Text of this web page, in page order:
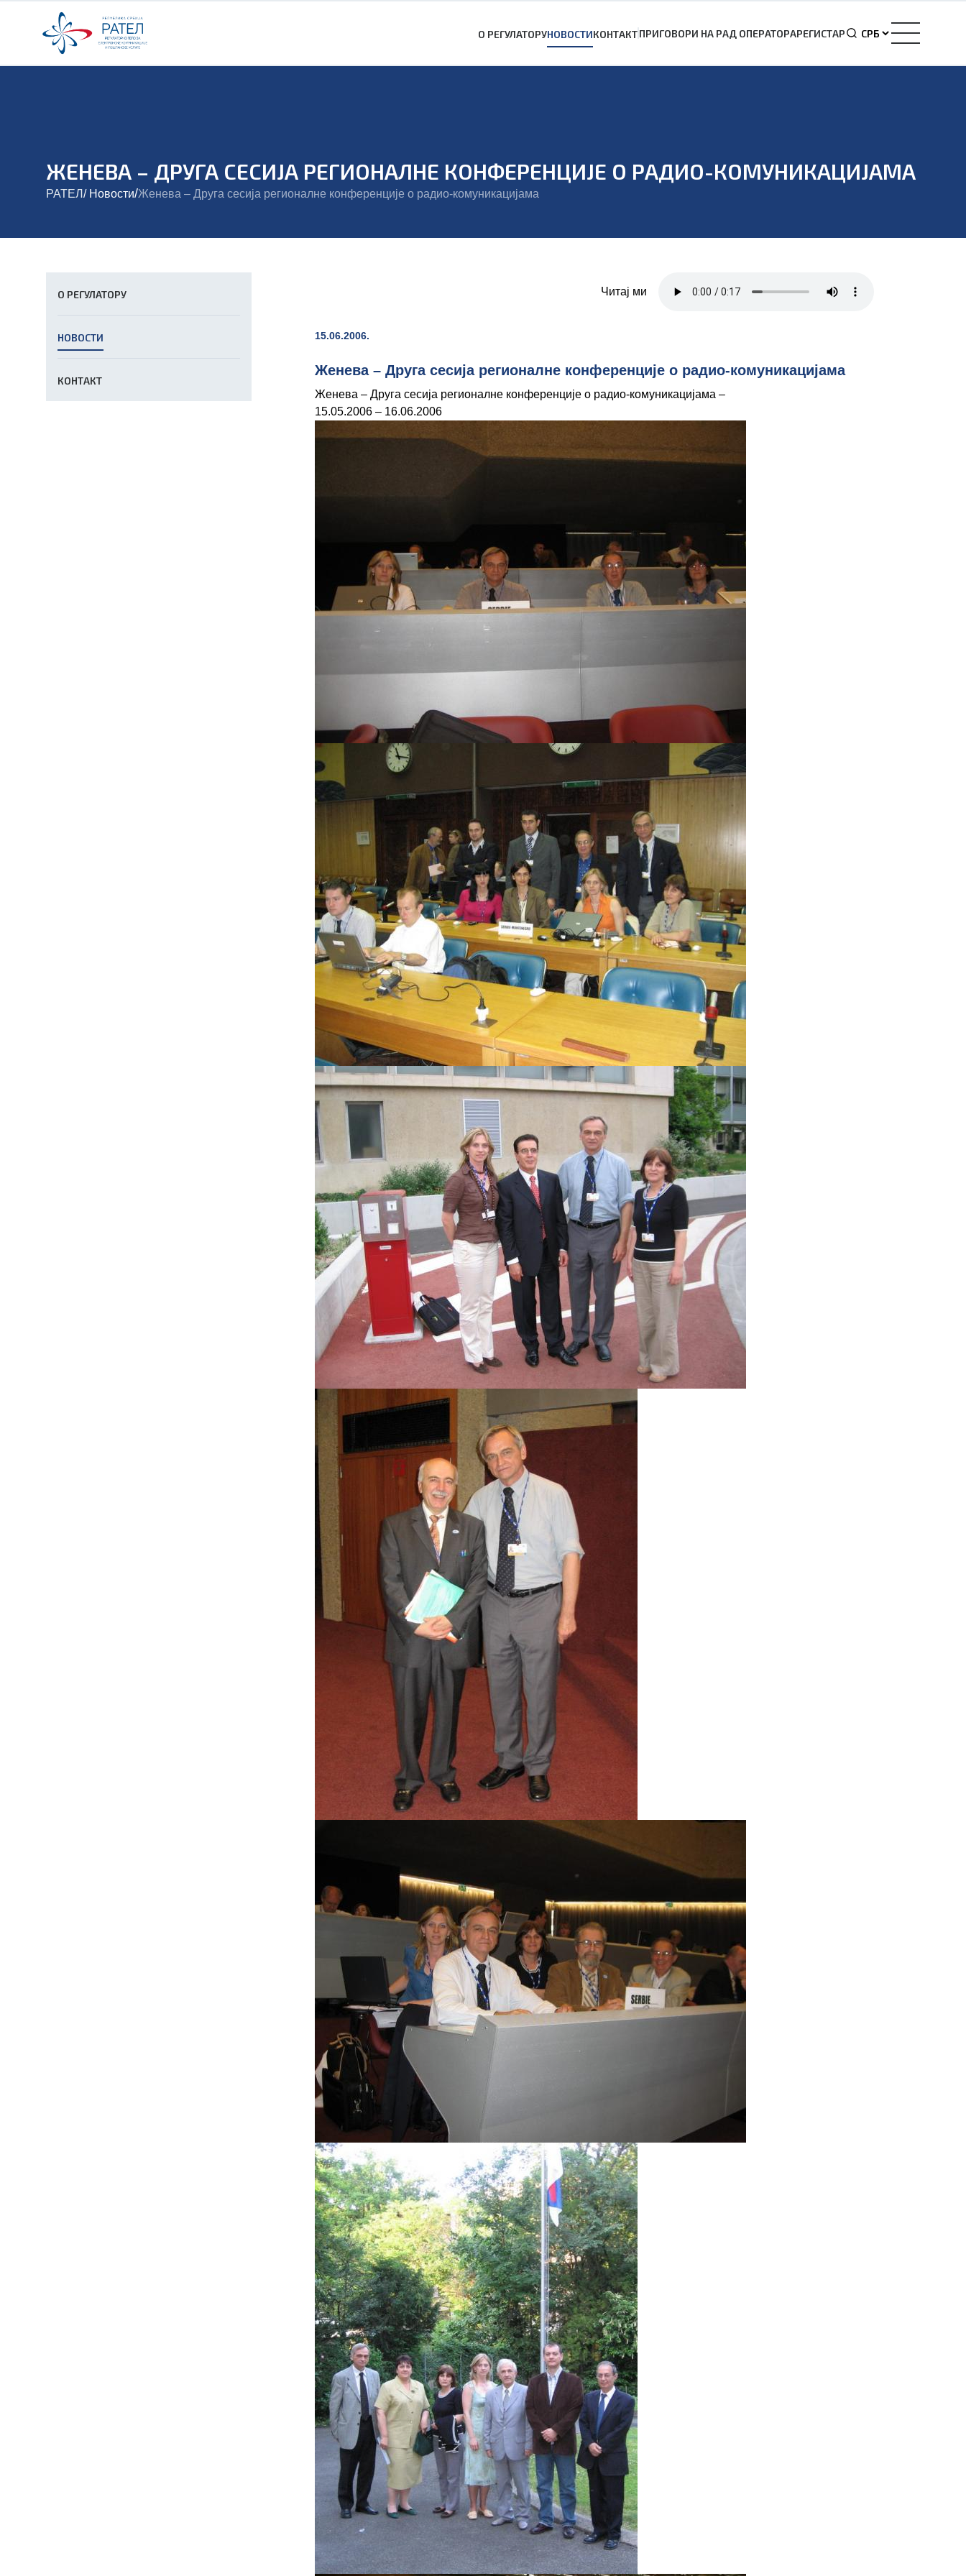
О РЕГУЛАТОРУНОВОСТИКОНТАКТПРИГОВОРИ НА РАД ОПЕРАТОРАРЕГИСТАР
ЖЕНЕВА – ДРУГА СЕСИЈА РЕГИОНАЛНЕ КОНФЕРЕНЦИЈЕ О РАДИО-КОМУНИКАЦИЈАМА
РАТЕЛ/ Новости/Женева – Друга сесија регионалне конференције о радио-комуникацијама
О РЕГУЛАТОРУ
НОВОСТИ
КОНТАКТ
Читај ми
15.06.2006.
Женева – Друга сесија регионалне конференције о радио-комуникацијама
Женева – Друга сесија регионалне конференције о радио-комуникацијама –
15.05.2006 – 16.06.2006